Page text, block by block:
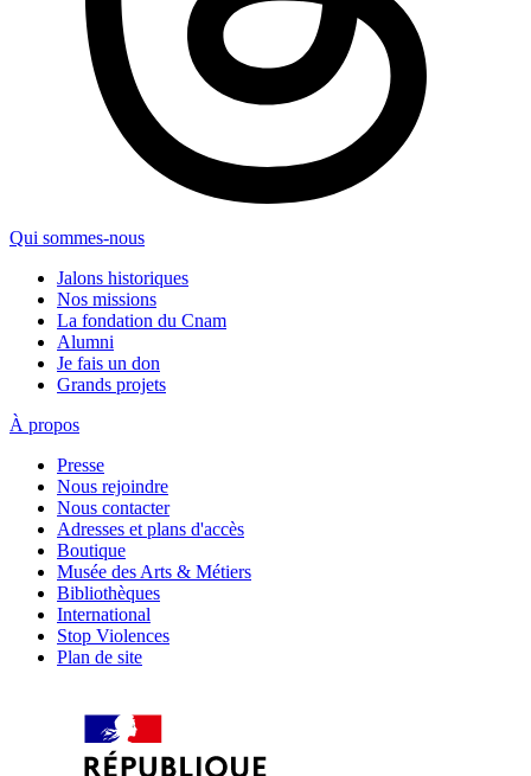
Qui sommes-nous
Jalons historiques
Nos missions
La fondation du Cnam
Alumni
Je fais un don
Grands projets
À propos
Presse
Nous rejoindre
Nous contacter
Adresses et plans d'accès
Boutique
Musée des Arts & Métiers
Bibliothèques
International
Stop Violences
Plan de site